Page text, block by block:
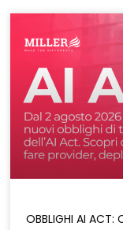
OBBLIGHI AI